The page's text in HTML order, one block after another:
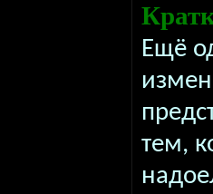
Ещё
тем,